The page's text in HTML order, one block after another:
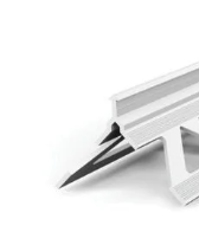
Plasă Tencuieli și Șape
Doze și Platforme
Adezivi Termoizolații